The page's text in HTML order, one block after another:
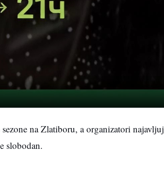
na Zlatiboru, a organizatori
slobodan.